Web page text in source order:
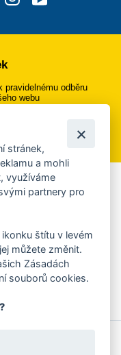
pravidelnému odběru
webu
upozornění na
akce?
osobních údajů
stránek,
a mohli
využíváme
partnery pro
štítu v levém
můžete změnit.
Zásadách
souborů cookies.